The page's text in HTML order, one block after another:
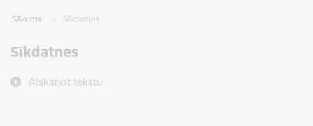
Sākums Sīkdatnes
Sīkdatnes
Atskaņot tekstu